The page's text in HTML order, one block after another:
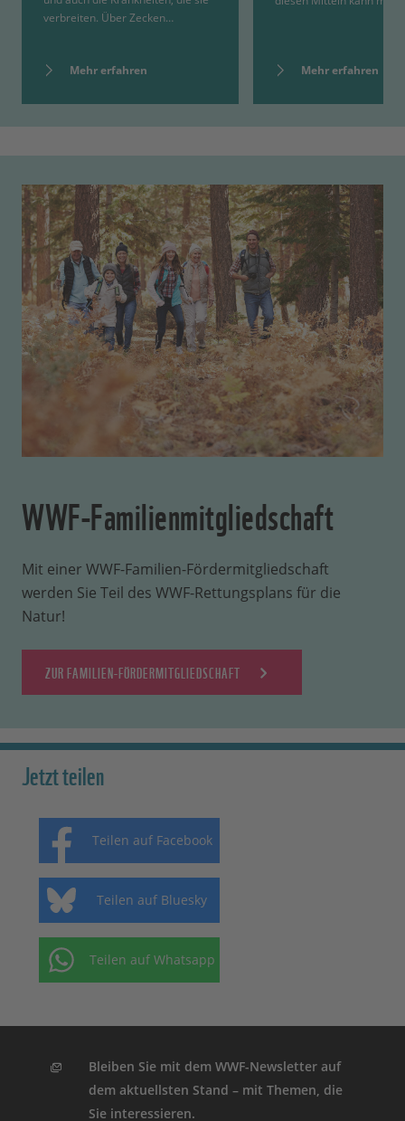
verbreiten. Über Zecken…
Mehr erfahren Mehr erfahren
WWF-Familienmitgliedschaft
Mit einer WWF-Familien-Fördermitgliedschaft
werden Sie Teil des WWF-Rettungsplans für die
Natur!
ZUR FAMILIEN-FÖRDERMITGLIEDSCHAFT
Jetzt teilen
Teilen auf Facebook
Teilen auf Bluesky
Teilen auf Whatsapp
Bleiben Sie mit dem WWF-Newsletter auf
dem aktuellsten Stand – mit Themen, die
Sie interessieren.